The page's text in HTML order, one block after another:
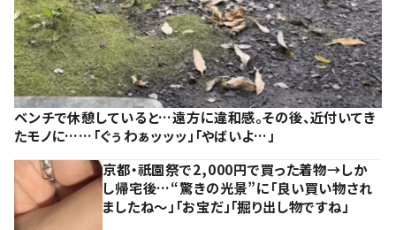
ベンチで休憩していると…遠方に違和感。その後、近付いてき
たモノに……「ぐぅわぁッッッ」「やばいよ…」
京都・祇園祭で2,000円で買った着物→しか
し帰宅後…“驚きの光景”に「良い買い物され
ましたね～」「お宝だ」「掘り出し物ですね」